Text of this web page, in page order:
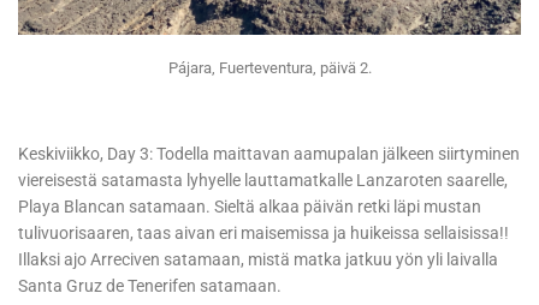
Pájara, Fuerteventura, päivä 2.
Keskiviikko, Day 3: Todella maittavan aamupalan jälkeen siirtyminen
viereisestä satamasta lyhyelle lauttamatkalle Lanzaroten saarelle,
Playa Blancan satamaan. Sieltä alkaa päivän retki läpi mustan
tulivuorisaaren, taas aivan eri maisemissa ja huikeissa sellaisissa!!
Illaksi ajo Arreciven satamaan, mistä matka jatkuu yön yli laivalla
Santa Gruz de Tenerifen satamaan.